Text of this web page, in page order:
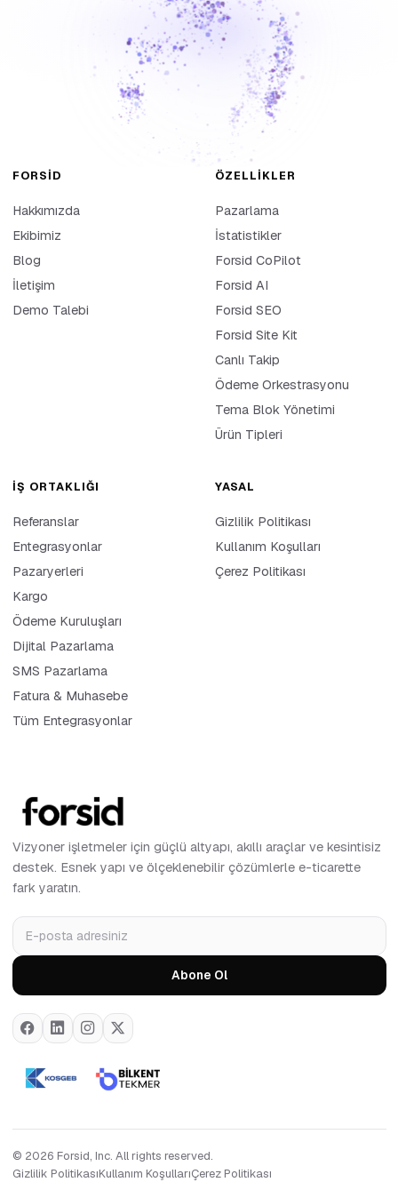
Vizyoner işletmeler için güçlü altyapı, akıllı araçlar ve kesintisiz
destek. Esnek yapı ve ölçeklenebilir çözümlerle e-ticarette
fark yaratın.
Abone Ol
FORSID
Hakkımızda
Ekibimiz
Blog
İletişim
Demo Talebi
ÖZELLIKLER
Pazarlama
İstatistikler
Forsid CoPilot
Forsid AI
Forsid SEO
Forsid Site Kit
Canlı Takip
Ödeme Orkestrasyonu
Tema Blok Yönetimi
Ürün Tipleri
İŞ ORTAKLIĞI
Referanslar
Entegrasyonlar
Pazaryerleri
Kargo
Ödeme Kuruluşları
Dijital Pazarlama
SMS Pazarlama
Fatura & Muhasebe
Tüm Entegrasyonlar
YASAL
Gizlilik Politikası
Kullanım Koşulları
Çerez Politikası
© 2026 Forsid, Inc. All rights reserved.
Gizlilik PolitikasıKullanım KoşullarıÇerez Politikası